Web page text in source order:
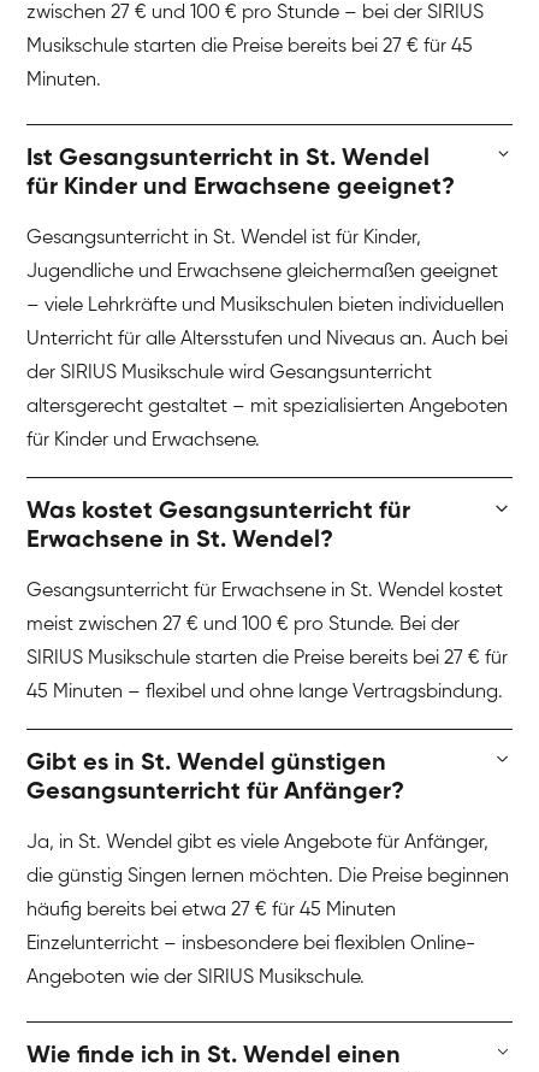
zwischen 27 € und 100 € pro Stunde – bei der SIRIUS
Musikschule starten die Preise bereits bei 27 € für 45
Minuten.
Ist Gesangsunterricht in St. Wendel
für Kinder und Erwachsene geeignet?
Gesangsunterricht in St. Wendel ist für Kinder,
Jugendliche und Erwachsene gleichermaßen geeignet
– viele Lehrkräfte und Musikschulen bieten individuellen
Unterricht für alle Altersstufen und Niveaus an. Auch bei
der SIRIUS Musikschule wird Gesangsunterricht
altersgerecht gestaltet – mit spezialisierten Angeboten
für Kinder und Erwachsene.
Was kostet Gesangsunterricht für
Erwachsene in St. Wendel?
Gesangsunterricht für Erwachsene in St. Wendel kostet
meist zwischen 27 € und 100 € pro Stunde. Bei der
SIRIUS Musikschule starten die Preise bereits bei 27 € für
45 Minuten – flexibel und ohne lange Vertragsbindung.
Gibt es in St. Wendel günstigen
Gesangsunterricht für Anfänger?
Ja, in St. Wendel gibt es viele Angebote für Anfänger,
die günstig Singen lernen möchten. Die Preise beginnen
häufig bereits bei etwa 27 € für 45 Minuten
Einzelunterricht – insbesondere bei flexiblen Online-
Angeboten wie der SIRIUS Musikschule.
Wie finde ich in St. Wendel einen